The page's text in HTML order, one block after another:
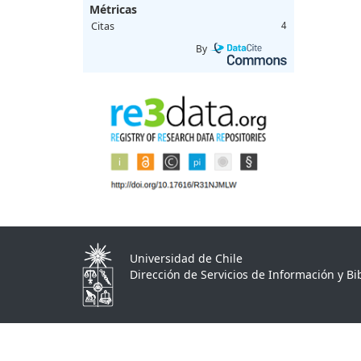
Métricas
Citas 4
By
Universidad de Chile
Dirección de Servicios de Información y